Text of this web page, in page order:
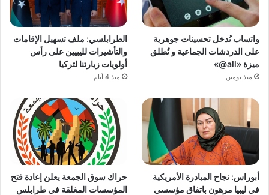
واتساب تُدخل تحسينات جوهرية
على الدردشات الجماعية و تُطلق
ميزة «all@»
منذ يومين
الطرابلسي: ملف تسهيل الإقامات
والتأشيرات لليبيين على رأس
أولويات زيارتنا لتركيا
منذ 4 أيام
أبوراس: نجاح المبادرة الأمريكية
في ليبيا مرهون باتفاق مؤسسي
حراك سوق الجمعة يعلن إعادة فتح
المؤسسات المغلقة في طرابلس